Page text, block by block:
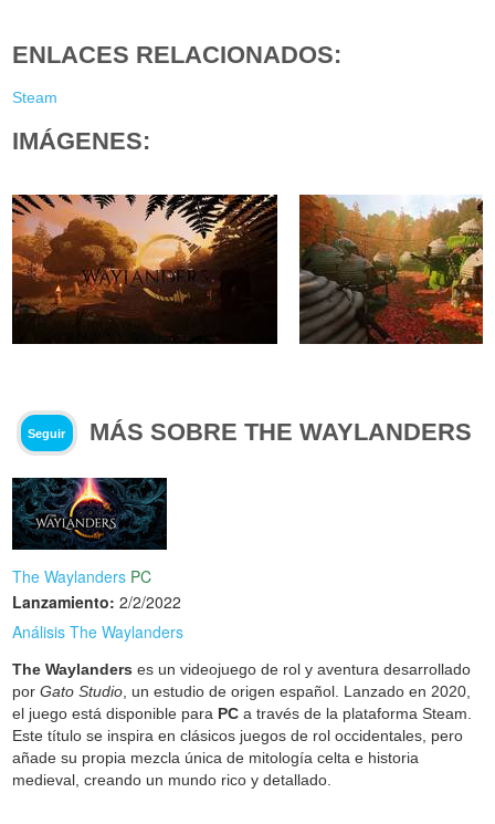
ENLACES RELACIONADOS:
Steam
IMÁGENES:
Seguir MÁS SOBRE THE WAYLANDERS
The Waylanders PC
Lanzamiento: 2/2/2022
Análisis The Waylanders
The Waylanders es un videojuego de rol y aventura desarrollado
porGato Studio , un estudio de origen español. Lanzado en 2020,
el juego está disponible para PC a través de la plataforma Steam.
Este título se inspira en clásicos juegos de rol occidentales, pero
añade su propia mezcla única de mitología celta e historia
medieval, creando un mundo rico y detallado.